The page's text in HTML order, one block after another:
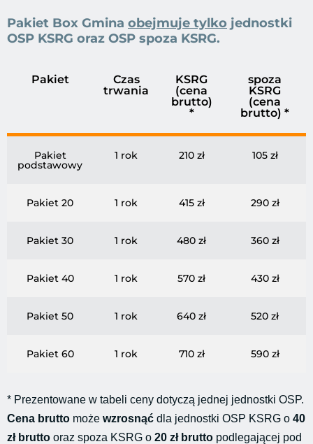
Pakiet Box Gmina obejmuje tylko jednostki
OSP KSRG oraz OSP spoza KSRG.
Pakiet
Czas
trwania
KSRG
(cena
brutto)
*
spoza
KSRG
(cena
brutto) *
Pakiet
podstawowy
1 rok 210 zł 105 zł
Pakiet 20 1 rok 415 zł 290 zł
Pakiet 30 1 rok 480 zł 360 zł
Pakiet 40 1 rok 570 zł 430 zł
Pakiet 50 1 rok 640 zł 520 zł
Pakiet 60 1 rok 710 zł 590 zł
* Prezentowane w tabeli ceny dotyczą jednej jednostki OSP.
Cena brutto może wzrosnąć dla jednostki OSP KSRG o 40
zł brutto oraz spoza KSRG o 20 zł brutto podlegającej pod